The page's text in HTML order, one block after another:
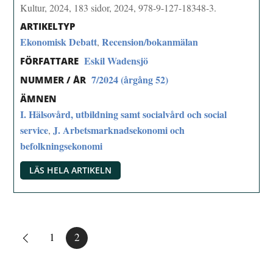
Kultur, 2024, 183 sidor, 2024, 978-9-127-18348-3.
ARTIKELTYP
Ekonomisk Debatt,Recension/bokanmälan
FÖRFATTARE Eskil Wadensjö
NUMMER / ÅR 7/2024 (årgång 52)
ÄMNEN
I. Hälsovård, utbildning samt socialvård och social
service,J. Arbetsmarknadsekonomi och
befolkningsekonomi
LÄS HELA ARTIKELN
1 2